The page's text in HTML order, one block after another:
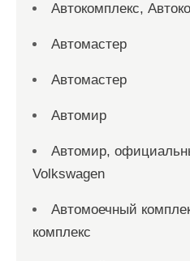
Автокомплекс,
Автомастер
Автомастер
Автомир
Автомир,
Volkswagen
Автомоечный
комплекс